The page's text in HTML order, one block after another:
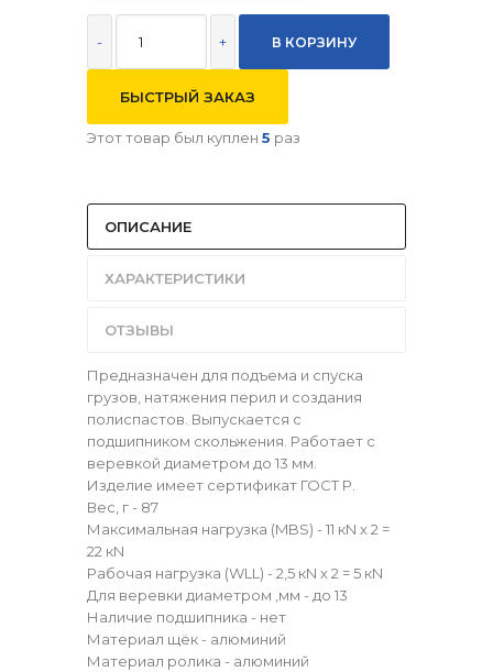
- +
БЫСТРЫЙ ЗАКАЗ
Этот товар был куплен 5 раз
ОПИСАНИЕ
ХАРАКТЕРИСТИКИ
ОТЗЫВЫ
Предназначен для подъема и спуска
грузов, натяжения перил и создания
полиспастов. Выпускается с
подшипником скольжения. Работает с
веревкой диаметром до 13 мм.
Изделие имеет сертификат ГОСТ Р.
Вес, г - 87
Максимальная нагрузка (MBS) - 11 кN х 2 =
22 кN
Рабочая нагрузка (WLL) - 2,5 кN х 2 = 5 кN
Для веревки диаметром ,мм - до 13
Наличие подшипника - нет
Материал щёк - алюминий
Материал ролика - алюминий